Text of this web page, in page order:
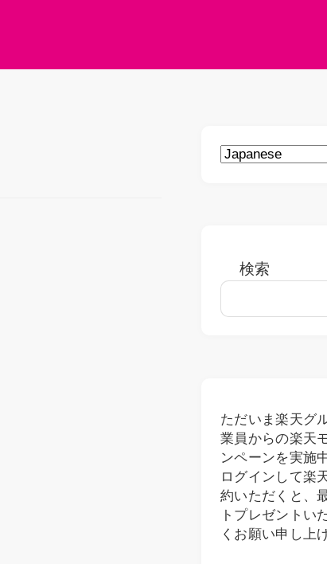
検索
ただいま楽天グ
業員からの楽天
ンペーンを実施
ログインして楽
約いただくと、
トプレゼントい
くお願い申し上